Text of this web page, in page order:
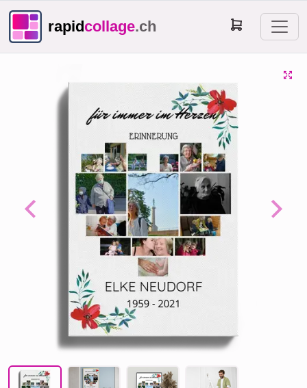
rapidcollage.ch
Previous Next